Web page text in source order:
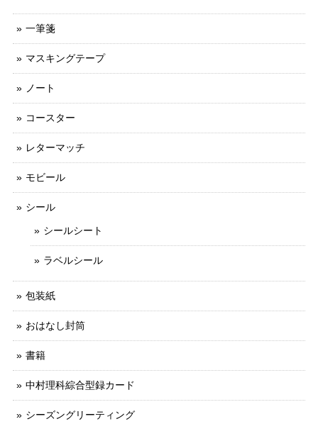
一筆箋
マスキングテープ
ノート
コースター
レターマッチ
モビール
シール
シールシート
ラベルシール
包装紙
おはなし封筒
書籍
中村理科綜合型録カード
シーズングリーティング